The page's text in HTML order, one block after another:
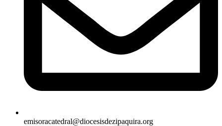
emisoracatedral@diocesisdezipaquira.org